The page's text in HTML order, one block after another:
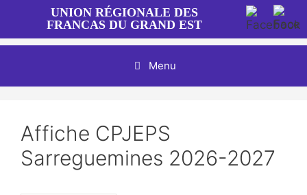
contenu
UNION RÉGIONALE DES
FRANCAS DU GRAND EST
Menu
Affiche CPJEPS
Sarreguemines 2026-2027